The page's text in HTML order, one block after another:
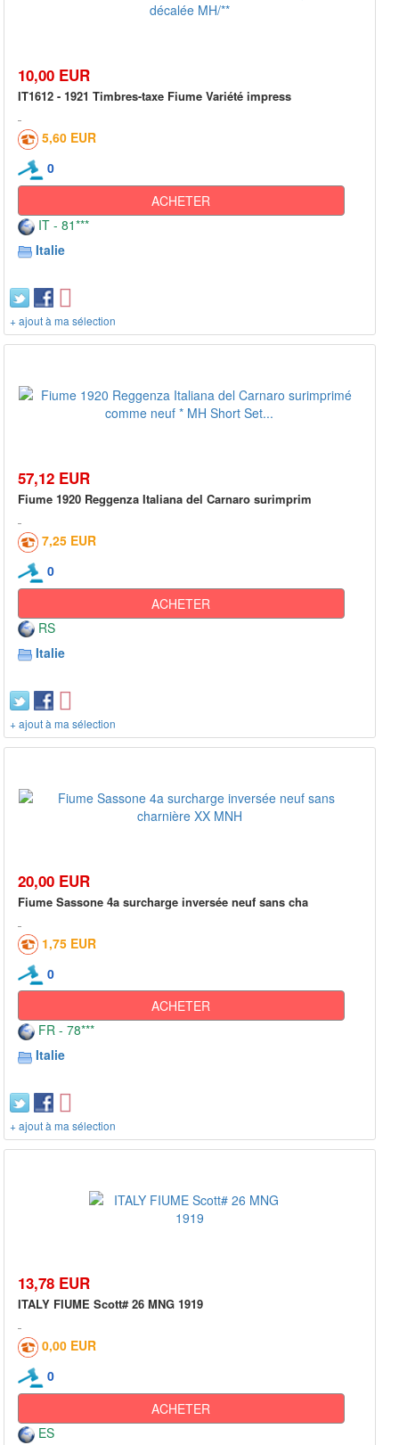
10,00 EUR
IT1612 - 1921 Timbres-taxe Fiume Variété impress
5,60 EUR
0
ACHETER
IT - 81***
Italie
+ ajout à ma sélection
57,12 EUR
Fiume 1920 Reggenza Italiana del Carnaro surimprim
7,25 EUR
0
ACHETER
RS
Italie
+ ajout à ma sélection
20,00 EUR
Fiume Sassone 4a surcharge inversée neuf sans cha
1,75 EUR
0
ACHETER
FR - 78***
Italie
+ ajout à ma sélection
13,78 EUR
ITALY FIUME Scott# 26 MNG 1919
0,00 EUR
0
ACHETER
ES